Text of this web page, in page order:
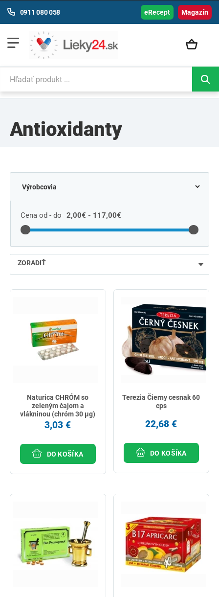
Magazín
0911 080 058 eRecept
Antioxidanty
Cena od - do 2,00€ - 117,00€
ZORADIŤ
najpredávanejšie
podľa názvu od A
Naturica CHRÓM so
zeleným čajom a
vlákninou (chróm 30 µg)
30 tbl
3,03 €
DO KOŠÍKA
Terezia Čierny cesnak 60
cps
22,68 €
DO KOŠÍKA